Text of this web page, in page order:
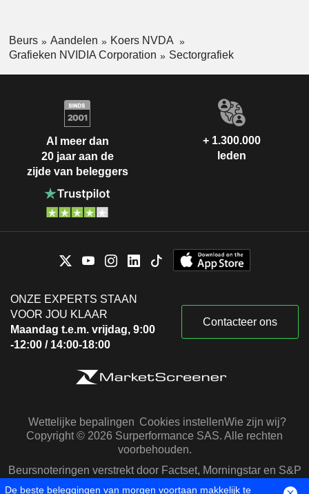
Beurs Aandelen
Koers NVDA
Grafieken NVIDIA Corporation
Sectorgrafiek
Al meer dan
20 jaar aan de
zijde van beleggers
+ 1.300.000
leden
ONZE EXPERTS STAAN
VOOR JOU KLAAR
Maandag t.e.m. vrijdag, 9:00
-12:00 / 14:00-18:00
Contacteer ons
Wettelijke bepalingen Cookies instellenWie zijn wij?
Copyright © 2026 Surperformance SAS. Alle rechten
voorbehouden.
Beursnoteringen verstrekt door Factset, Morningstar en S&P
De beste beleggingen van morgen voortaan makkelijk te